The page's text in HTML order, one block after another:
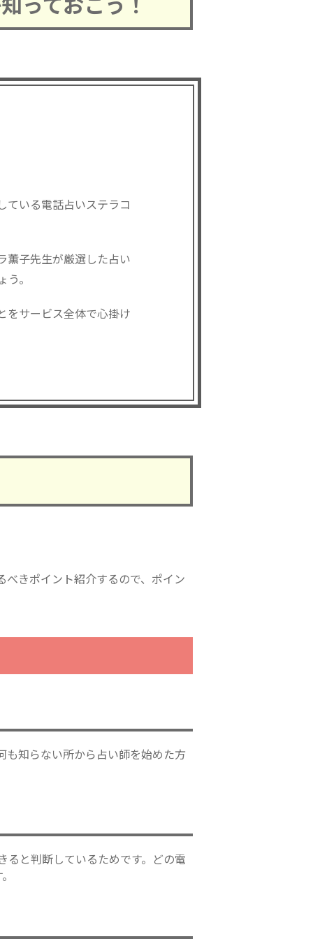
ている電話占いステラコ
薫子先生が厳選した占い
。
をサービス全体で心掛け
きポイント紹介するので、ポイン
知らない所から占い師を始めた方
ると判断しているためです。どの電